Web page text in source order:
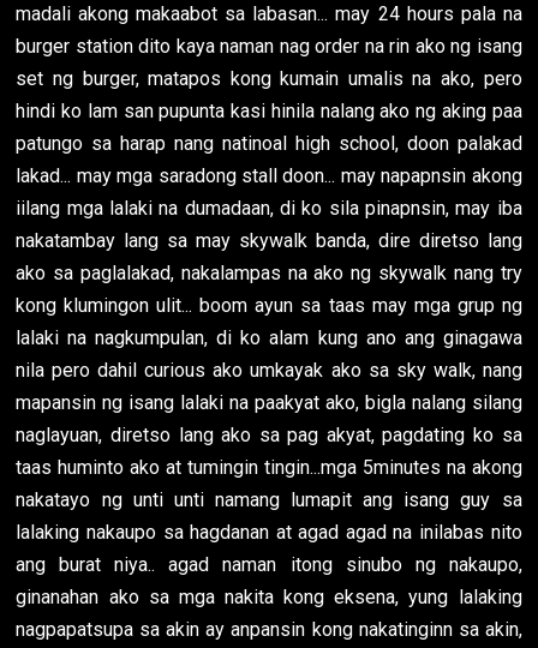
madali akong makaabot sa labasan... may 24 hours pala na
burger station dito kaya naman nag order na rin ako ng isang
set ng burger, matapos kong kumain umalis na ako, pero
hindi ko lam san pupunta kasi hinila nalang ako ng aking paa
patungo sa harap nang natinoal high school, doon palakad
lakad... may mga saradong stall doon... may napapnsin akong
iilang mga lalaki na dumadaan, di ko sila pinapnsin, may iba
nakatambay lang sa may skywalk banda, dire diretso lang
ako sa paglalakad, nakalampas na ako ng skywalk nang try
kong klumingon ulit... boom ayun sa taas may mga grup ng
lalaki na nagkumpulan, di ko alam kung ano ang ginagawa
nila pero dahil curious ako umkayak ako sa sky walk, nang
mapansin ng isang lalaki na paakyat ako, bigla nalang silang
naglayuan, diretso lang ako sa pag akyat, pagdating ko sa
taas huminto ako at tumingin tingin...mga 5minutes na akong
nakatayo ng unti unti namang lumapit ang isang guy sa
lalaking nakaupo sa hagdanan at agad agad na inilabas nito
ang burat niya.. agad naman itong sinubo ng nakaupo,
ginanahan ako sa mga nakita kong eksena, yung lalaking
nagpapatsupa sa akin ay anpansin kong nakatinginn sa akin,